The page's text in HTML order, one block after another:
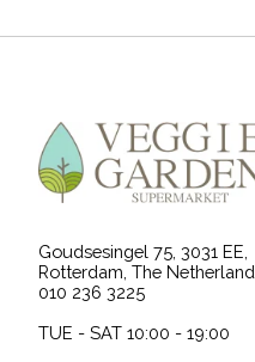
Goudsesingel 75, 3031 EE,
Rotterdam, The Netherland
010 236 3225
TUE - SAT 10:00 - 19:00